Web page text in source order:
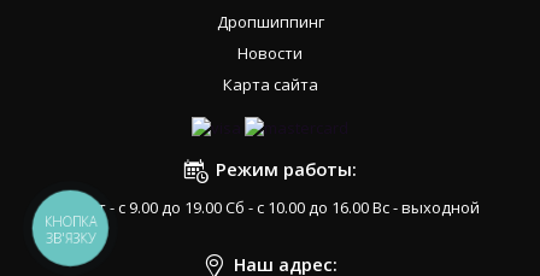
Дропшиппинг
Новости
Карта сайта
Режим работы:
Пн-Пт - с 9.00 до 19.00 Сб - с 10.00 до 16.00 Вс - выходной
Наш адрес:
КНОПКА
ЗВ'ЯЗКУ